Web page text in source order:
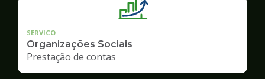
SERVICO
Organizações Sociais
Prestação de contas